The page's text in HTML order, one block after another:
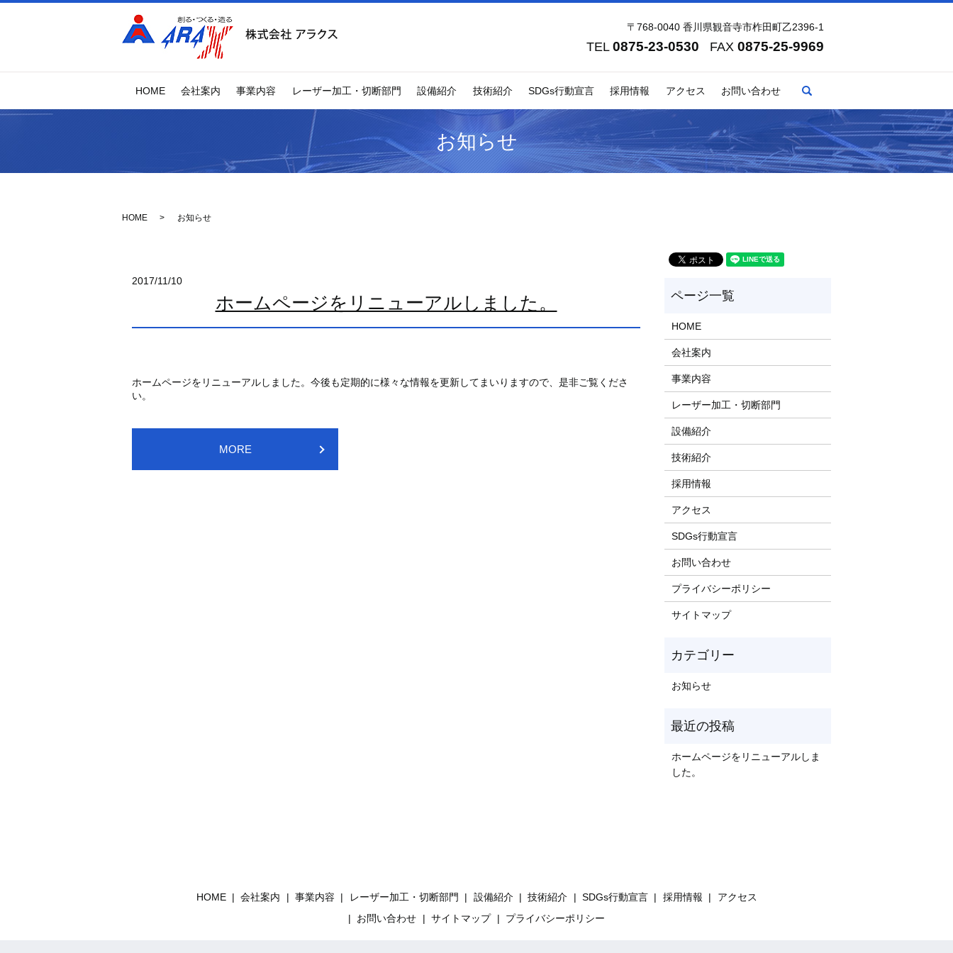
〒768-0040 香川県観音寺市柞田町乙2396-1
TEL 0875-23-0530 FAX 0875-25-9969
HOME 会社案内 事業内容 レーザー加工・切断部門 設備紹介 技術紹介 SDGs行動宣言 採用情報 アクセス お問い合わせ
お知らせ
HOME お知らせ
2017/11/10
ホームページをリニューアルしました。
ホームページをリニューアルしました。今後も定期的に様々な情報を更新してまいりますので、是非ご覧くださ
い。
MORE
HOME
会社案内
事業内容
レーザー加工・切断部門
設備紹介
技術紹介
採用情報
アクセス
SDGs行動宣言
お問い合わせ
プライバシーポリシー
サイトマップ
お知らせ
ホームページをリニューアルしま
した。
HOME 会社案内 事業内容 レーザー加工・切断部門 設備紹介 技術紹介 SDGs行動宣言 採用情報
アクセス
お問い合わせ
サイトマップ プライバシーポリシー